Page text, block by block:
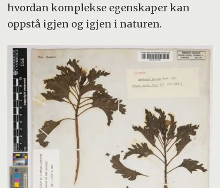
hvordan komplekse egenskaper kan
oppstå igjen og igjen i naturen.